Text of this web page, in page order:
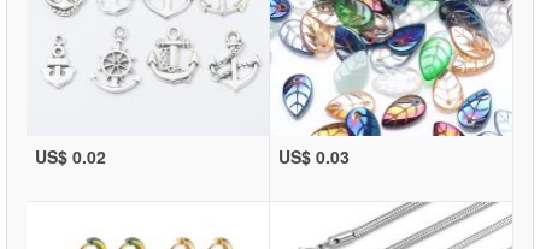
US$ 0.02 US$ 0.03